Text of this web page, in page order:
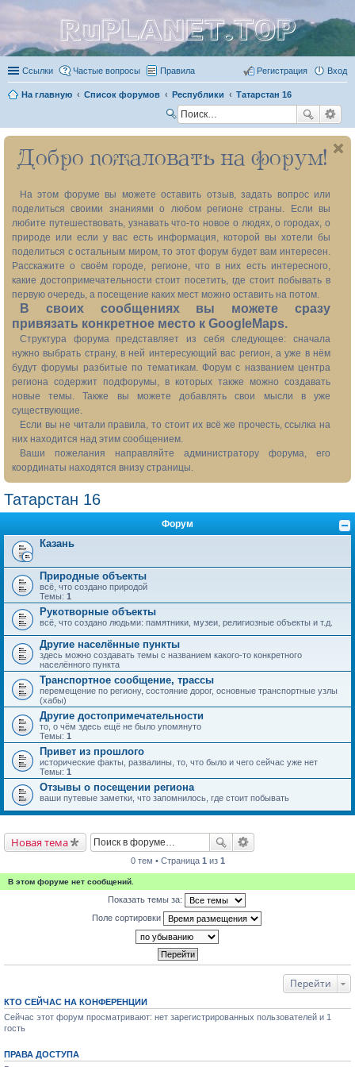
RuPLANET.TOP
Ссылки Частые вопросы Правила Вход
Регистрация
На главную Список форумов Республики Татарстан 16
ск
Добро пожаловать на форум!
На этом форуме вы можете оставить отзыв, задать вопрос или
поделиться своими знаниями о любом регионе страны. Если вы
любите путешествовать, узнавать что-то новое о людях, о городах, о
природе или если у вас есть информация, которой вы хотели бы
поделиться с остальным миром, то этот форум будет вам интересен.
Расскажите о своём городе, регионе, что в них есть интересного,
какие достопримечательности стоит посетить, где стоит побывать в
первую очередь, а посещение каких мест можно оставить на потом.
В своих сообщениях вы можете сразу
привязать конкретное место к GoogleMaps.
Структура форума представляет из себя следующее: сначала
нужно выбрать страну, в ней интересующий вас регион, а уже в нём
будут форумы разбитые по тематикам. Форум с названием центра
региона содержит подфорумы, в которых также можно создавать
новые темы. Также вы можете добавлять свои мысли в уже
существующие.
Если вы не читали правила, то стоит их всё же прочесть, ссылка на
них находится над этим сообщением.
Ваши пожелания направляйте администратору форума, его
координаты находятся внизу страницы.
Татарстан 16
Форум
Казань
Природные объекты
всё, что создано природой
Темы: 1
Рукотворные объекты
всё, что создано людьми: памятники, музеи, религиозные объекты и т.д.
Другие населённые пункты
здесь можно создавать темы с названием какого-то конкретного
населённого пункта
Транспортное сообщение, трассы
перемещение по региону, состояние дорог, основные транспортные узлы
(хабы)
Другие достопримечательности
то, о чём здесь ещё не было упомянуто
Темы: 1
Привет из прошлого
исторические факты, развалины, то, что было и чего сейчас уже нет
Темы: 1
Отзывы о посещении региона
ваши путевые заметки, что запомнилось, где стоит побывать
Новая тема
0 тем • Страница 1 из 1
В этом форуме нет сообщений.
Показать темы за:
Поле сортировки
Перейти
КТО СЕЙЧАС НА КОНФЕРЕНЦИИ
Сейчас этот форум просматривают: нет зарегистрированных пользователей и 1
гость
ПРАВА ДОСТУПА